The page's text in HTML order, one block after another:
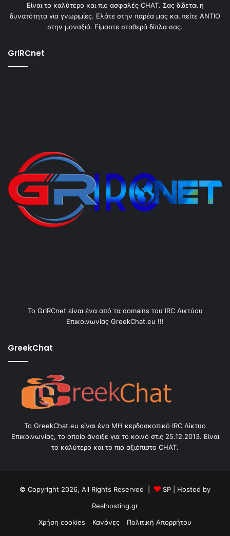
Είναι το καλύτερο και πιο ασφαλές CHAT. Σας δίδεται η
δυνατότητα για γνωριμίες. Ελάτε στην παρέα μας και πείτε ΑΝΤΙΟ
στην μοναξιά. Είμαστε σταθερά δίπλα σας.
GrIRCnet
Το GrIRCnet είναι ένα από τα domains του IRC Δικτύου
Επικοινωνίας GreekChat.eu !!!
GreekChat
Το GreekChat.eu είναι ένα ΜΗ κερδοσκοπικό IRC Δίκτυο
Επικοινωνίας, το οποίο άνοιξε για το κοινό στις 25.12.2013. Είναι
το καλύτερο και το πιο αξιόπιστο CHAT.
© Copyright 2026, All Rights Reserved | SP | Hosted by
Realhosting.gr
Χρήση cookies
Κανόνες
Πολιτική Απορρήτου